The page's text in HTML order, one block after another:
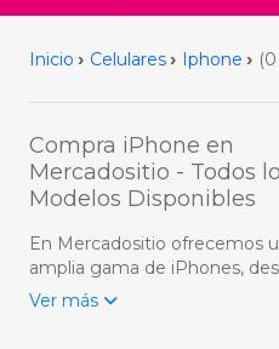
Inicio Celulares Iphone
Compra iPhone en
Mercadositio - Todos
Modelos Disponibles
En Mercadositio ofrecemos
amplia gama de iPhones,
iPhone 11, hasta el iPhone 15
Ver más